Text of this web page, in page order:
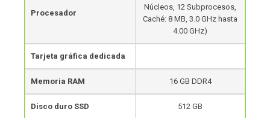
Procesador
Núcleos, 12 Subprocesos,
Caché: 8 MB, 3.0 GHz hasta
4.00 GHz)
Tarjeta gráfica dedicada
Memoria RAM 16 GB DDR4
Disco duro SSD 512 GB